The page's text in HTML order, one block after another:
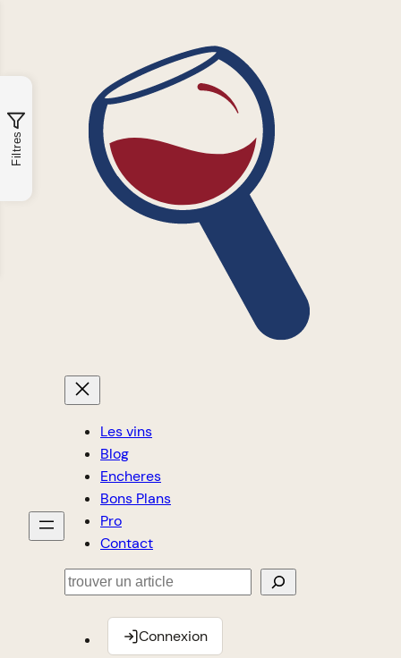
Les vins
Blog
Encheres
Bons Plans
Pro
Contact
Rechercher
Connexion
Filtres